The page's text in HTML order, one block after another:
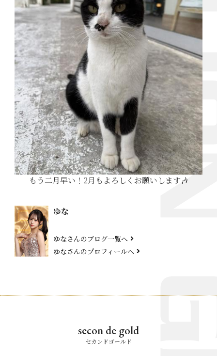
もう二月早い！2月もよろしくお願いします🎶
ゆな
ゆなさんのブログ一覧へ
ゆなさんのプロフィールへ
secon de gold
セカンドゴールド